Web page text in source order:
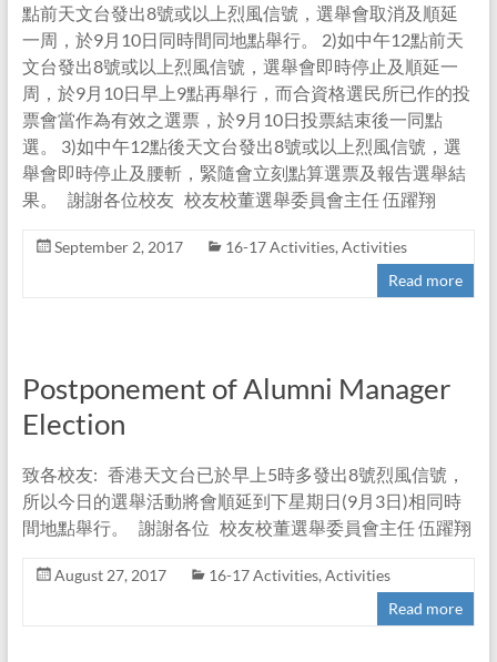
點前天文台發出8號或以上烈風信號，選舉會取消及順延
一周，於9月10日同時間同地點舉行。 2)如中午12點前天
文台發出8號或以上烈風信號，選舉會即時停止及順延一
周，於9月10日早上9點再舉行，而合資格選民所已作的投
票會當作為有效之選票，於9月10日投票結束後一同點
選。 3)如中午12點後天文台發出8號或以上烈風信號，選
舉會即時停止及腰斬，緊隨會立刻點算選票及報告選舉結
果。 謝謝各位校友 校友校董選舉委員會主任 伍躍翔
September 2, 2017 16-17 Activities, Activities
Read more
Postponement of Alumni Manager
Election
致各校友: 香港天文台已於早上5時多發出8號烈風信號，
所以今日的選舉活動將會順延到下星期日(9月3日)相同時
間地點舉行。 謝謝各位 校友校董選舉委員會主任 伍躍翔
August 27, 2017 16-17 Activities, Activities
Read more